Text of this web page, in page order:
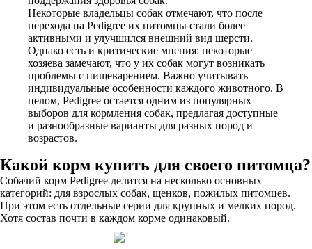
Некоторые владельцы собак отмечают, что после
перехода на Pedigree их питомцы стали более
активными и улучшился внешний вид шерсти.
Однако есть и критические мнения: некоторые
хозяева замечают, что у их собак могут возникать
проблемы с пищеварением. Важно учитывать
индивидуальные особенности каждого животного. В
целом, Pedigree остается одним из популярных
выборов для кормления собак, предлагая доступные
и разнообразные варианты для разных пород и
возрастов.
Какой корм купить для своего питомца?
Собачий корм Pedigree делится на несколько основных
категорий: для взрослых собак, щенков, пожилых питомцев.
При этом есть отдельные серии для крупных и мелких пород.
Хотя состав почти в каждом корме одинаковый.